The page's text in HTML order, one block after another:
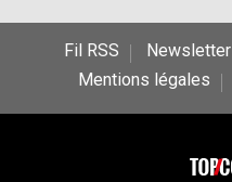
Fil RSS Newsletter
Mentions légales